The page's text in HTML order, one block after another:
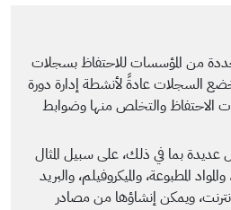
من المؤسسات للاحتفاظ بسجلات
السجلات عادةً لأنشطة إدارة دورة
الاحتفاظ والتخلص منها وضوابط
بما في ذلك، على سبيل المثال
المطبوعة، والميكروفيلم، والبريد
ويمكن إنشاؤها من مصادر